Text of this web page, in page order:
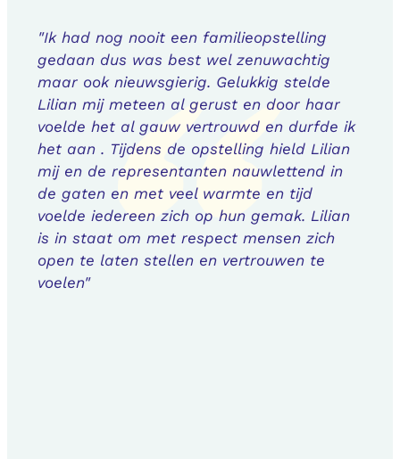
"Ik had nog nooit een familieopstelling
gedaan dus was best wel zenuwachtig
maar ook nieuwsgierig. Gelukkig stelde
Lilian mij meteen al gerust en door haar
voelde het al gauw vertrouwd en durfde ik
het aan . Tijdens de opstelling hield Lilian
mij en de representanten nauwlettend in
de gaten en met veel warmte en tijd
voelde iedereen zich op hun gemak. Lilian
is in staat om met respect mensen zich
open te laten stellen en vertrouwen te
voelen"